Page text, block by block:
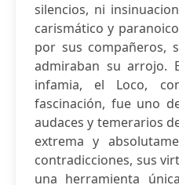
silencios, ni
carismático y
por sus compañeros,
admiraban su arrojo.
infamia, el Loco,
fascinación, fue uno
audaces y temerarios
extrema y
contradicciones, sus
una herramienta